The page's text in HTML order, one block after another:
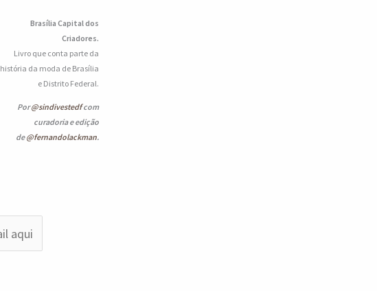
Brasília Capital dos
Criadores.
Livro que conta parte da
história da moda de Brasília
e Distrito Federal.
Por@sindivestedfcom
curadoria e edição
de@fernandolackman.